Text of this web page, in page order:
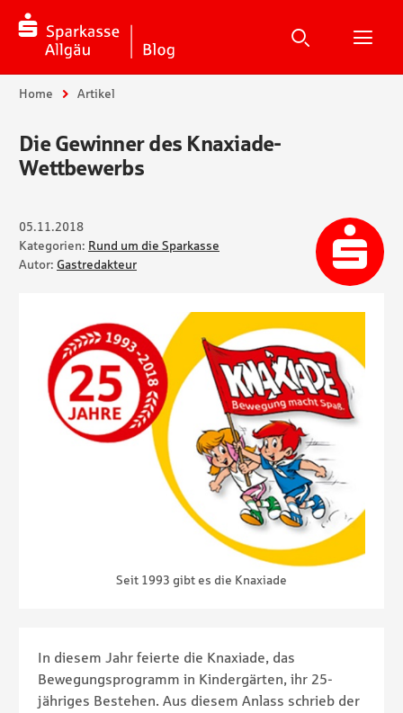
Suche
Suche
Sie sind hier:
Home Artikel
Die Gewinner des Knaxiade-
Wettbewerbs
05.11.2018
Kategorien: Rund um die Sparkasse
Autor: Gastredakteur
Seit 1993 gibt es die Knaxiade
In diesem Jahr feierte die Knaxiade, das
Bewegungsprogramm in Kindergärten, ihr 25-
jähriges Bestehen. Aus diesem Anlass schrieb der